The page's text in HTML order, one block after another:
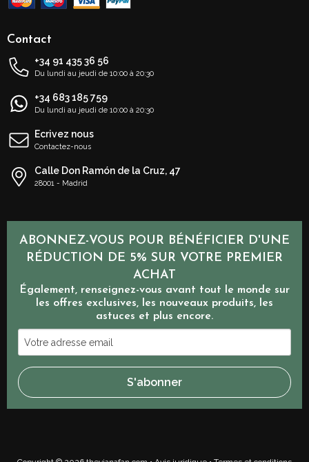
Contact
+34 91 435 36 56
Du lundi au jeudi de 10:00 à 20:30
+34 683 185 759
Du lundi au jeudi de 10:00 à 20:30
Ecrivez nous
Contactez-nous
Calle Don Ramón de la Cruz, 47
28001 - Madrid
ABONNEZ-VOUS POUR BÉNÉFICIER D'UNE
RÉDUCTION DE 5% SUR VOTRE PREMIER
ACHAT
Également, renseignez-vous avant tout le monde sur
les offres exclusives, les nouveaux produits, les
astuces et plus encore.
Votre
adresse
email
S'abonner